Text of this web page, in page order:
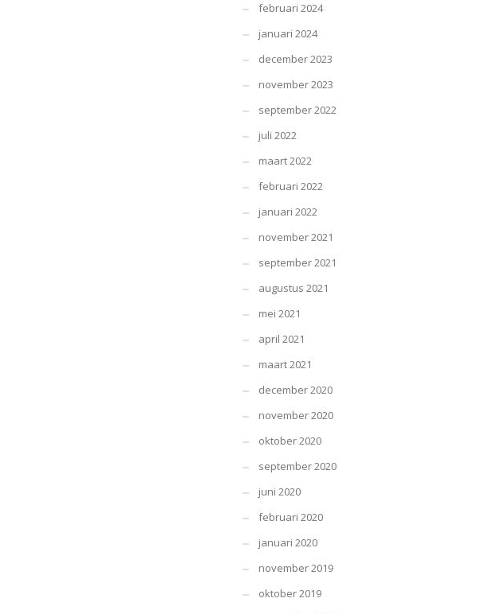
februari 2024
januari 2024
december 2023
november 2023
september 2022
juli 2022
maart 2022
februari 2022
januari 2022
november 2021
september 2021
augustus 2021
mei 2021
april 2021
maart 2021
december 2020
november 2020
oktober 2020
september 2020
juni 2020
februari 2020
januari 2020
november 2019
oktober 2019